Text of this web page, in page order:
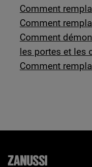
Comment
Comment
Comment
les portes et les
Comment